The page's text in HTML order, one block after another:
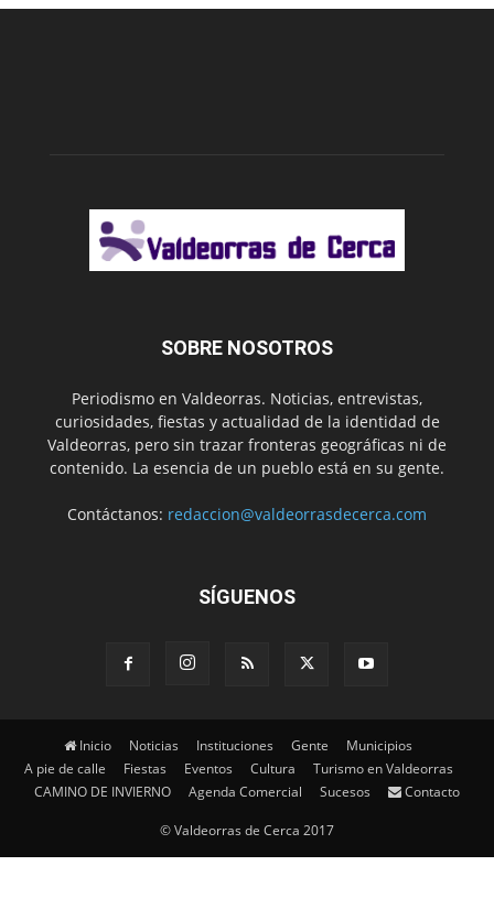
SOBRE NOSOTROS
Periodismo en Valdeorras. Noticias, entrevistas,
curiosidades, fiestas y actualidad de la identidad de
Valdeorras, pero sin trazar fronteras geográficas ni de
contenido. La esencia de un pueblo está en su gente.
Contáctanos: redaccion@valdeorrasdecerca.com
SÍGUENOS
Inicio Noticias Instituciones Gente
Municipios
A pie de calle
Fiestas Eventos Cultura
Turismo en Valdeorras
CAMINO DE INVIERNO
Agenda Comercial Sucesos Contacto
© Valdeorras de Cerca 2017